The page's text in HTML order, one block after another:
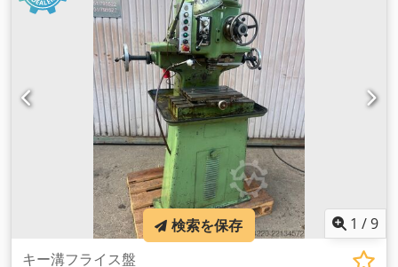
1 /9
キー溝フライス盤
検索を保存